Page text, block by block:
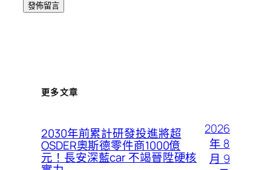
更多文章
2030年前累計研發投進將超
OSDER奧斯德零件商1000億
元！長安深藍car 不竭晉陞硬核
2026
年 8
月 9